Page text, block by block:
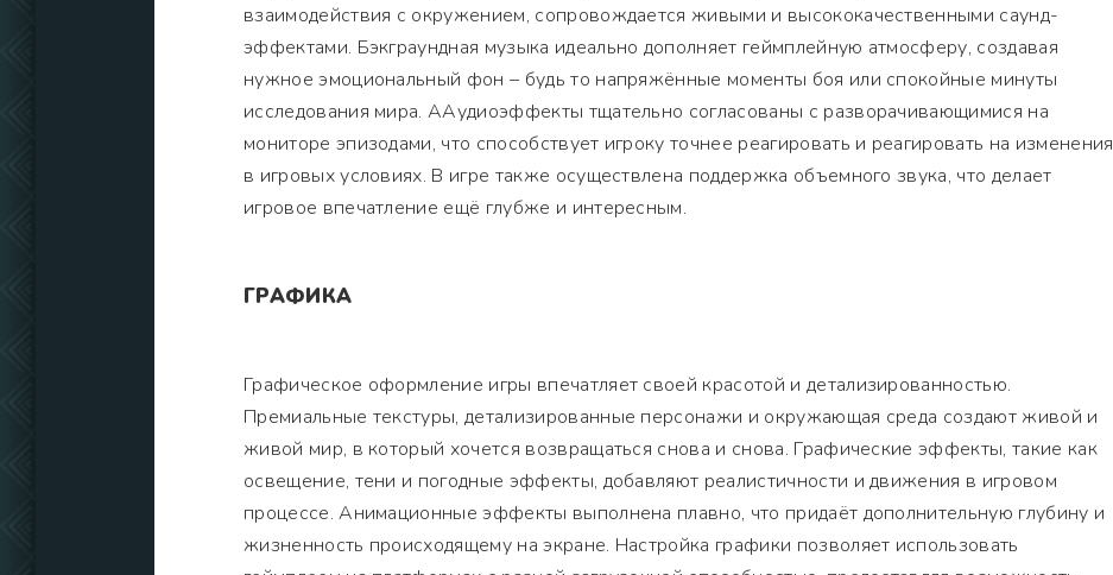
взаимодействия с окружением, сопровождается живыми и высококачественными саунд-
эффектами. Бэкграундная музыка идеально дополняет геймплейную атмосферу, создавая
нужное эмоциональный фон – будь то напряжённые моменты боя или спокойные минуты
исследования мира. ААудиоэффекты тщательно согласованы с разворачивающимися на
мониторе эпизодами, что способствует игроку точнее реагировать и реагировать на изменения
в игровых условиях. В игре также осуществлена поддержка объемного звука, что делает
игровое впечатление ещё глубже и интересным.
ГРАФИКА
Графическое оформление игры впечатляет своей красотой и детализированностью.
Премиальные текстуры, детализированные персонажи и окружающая среда создают живой и
живой мир, в который хочется возвращаться снова и снова. Графические эффекты, такие как
освещение, тени и погодные эффекты, добавляют реалистичности и движения в игровом
процессе. Анимационные эффекты выполнена плавно, что придаёт дополнительную глубину и
жизненность происходящему на экране. Настройка графики позволяет использовать